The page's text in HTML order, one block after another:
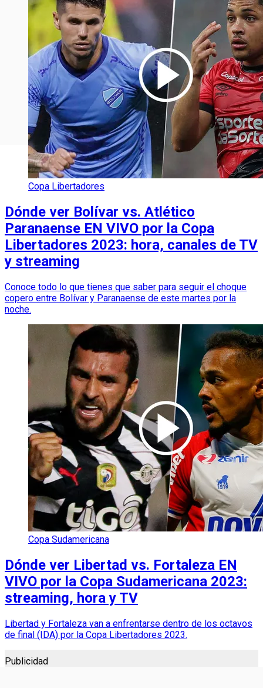
Copa Libertadores
Dónde ver Bolívar vs. Atlético
Paranaense EN VIVO por la Copa
Libertadores 2023: hora, canales de TV
y streaming
Conoce todo lo que tienes que saber para seguir el choque
copero entre Bolívar y Paranaense de este martes por la
noche.
Copa Sudamericana
Dónde ver Libertad vs. Fortaleza EN
VIVO por la Copa Sudamericana 2023:
streaming, hora y TV
Libertad y Fortaleza van a enfrentarse dentro de los octavos
de final (IDA) por la Copa Libertadores 2023.
Publicidad